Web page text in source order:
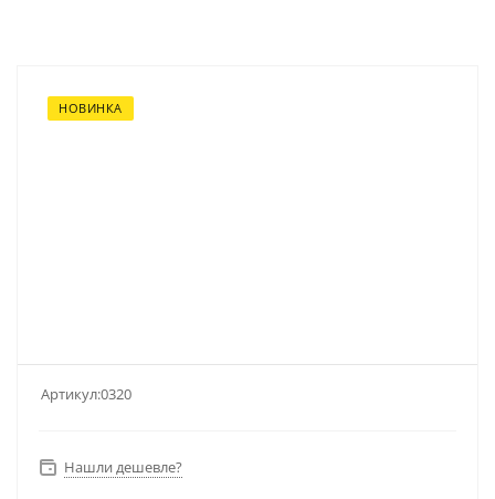
НОВИНКА
Артикул:0320
Нашли дешевле?